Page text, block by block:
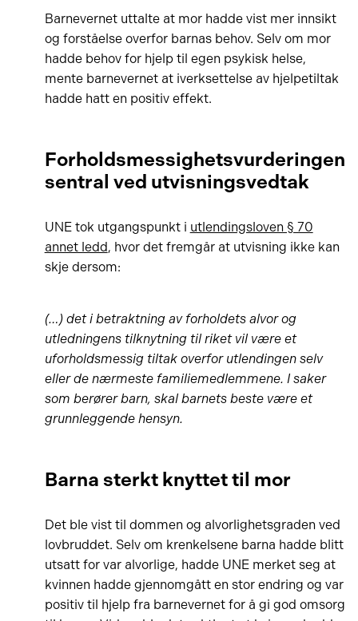
Barnevernet uttalte at mor hadde vist mer innsikt
og forståelse overfor barnas behov. Selv om mor
hadde behov for hjelp til egen psykisk helse,
mente barnevernet at iverksettelse av hjelpetiltak
hadde hatt en positiv effekt.
Forholdsmessighetsvurderingen
sentral ved utvisningsvedtak
UNE tok utgangspunkt i utlendingsloven § 70
annet ledd, hvor det fremgår at utvisning ikke kan
skje dersom:
(…) det i betraktning av forholdets alvor og
utledningens tilknytning til riket vil være et
uforholdsmessig tiltak overfor utlendingen selv
eller de nærmeste familiemedlemmene. I saker
som berører barn, skal barnets beste være et
grunnleggende hensyn.
Barna sterkt knyttet til mor
Det ble vist til dommen og alvorlighetsgraden ved
lovbruddet. Selv om krenkelsene barna hadde blitt
utsatt for var alvorlige, hadde UNE merket seg at
kvinnen hadde gjennomgått en stor endring og var
positiv til hjelp fra barnevernet for å gi god omsorg